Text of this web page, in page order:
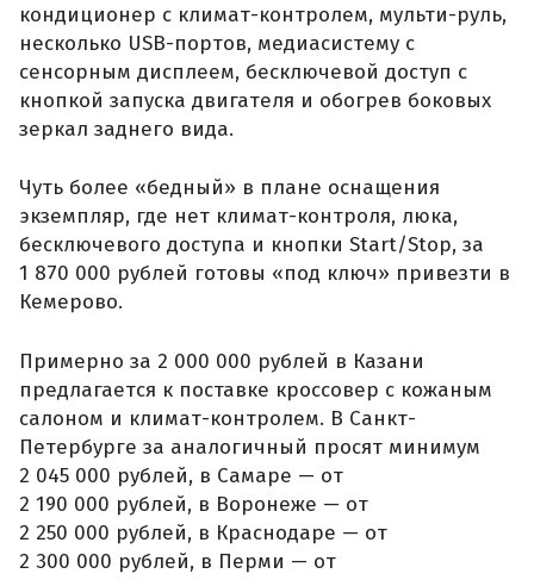
кондиционер с климат-контролем, мульти-руль,
несколько USB-портов, медиасистему с
сенсорным дисплеем, бесключевой доступ с
кнопкой запуска двигателя и обогрев боковых
зеркал заднего вида.
Чуть более «бедный» в плане оснащения
экземпляр, где нет климат-контроля, люка,
бесключевого доступа и кнопки Start/Stop, за
1 870 000 рублей готовы «под ключ» привезти в
Кемерово.
Примерно за 2 000 000 рублей в Казани
предлагается к поставке кроссовер с кожаным
салоном и климат-контролем. В Санкт-
Петербурге за аналогичный просят минимум
2 045 000 рублей, в Самаре — от
2 190 000 рублей, в Воронеже — от
2 250 000 рублей, в Краснодаре — от
2 300 000 рублей, в Перми — от